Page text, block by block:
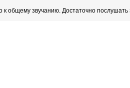
общему звучанию. Достаточно послушать